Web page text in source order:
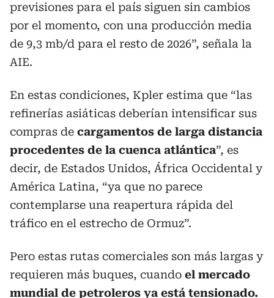
previsiones para el país siguen sin cambios
por el momento, con una producción media
de 9,3 mb/d para el resto de 2026”, señala la
AIE.
En estas condiciones, Kpler estima que “las
refinerías asiáticas deberían intensificar sus
compras de cargamentos de larga distancia
procedentes de la cuenca atlántica”, es
decir, de Estados Unidos, África Occidental y
América Latina, “ya que no parece
contemplarse una reapertura rápida del
tráfico en el estrecho de Ormuz”.
Pero estas rutas comerciales son más largas y
requieren más buques, cuando el mercado
mundial de petroleros ya está tensionado.